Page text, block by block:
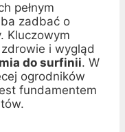
pełnym
zadbać o
Kluczowym
i wygląd
do surfinii. W
ogrodników
fundamentem